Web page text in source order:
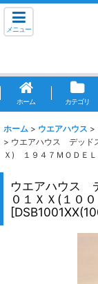
メニュー
ホーム カテゴリ
ホーム > ウエアハウス >
> ウエアハウス デッド
Ｘ) １９４７ＭＯＤＥＬ
ウエアハウス
０１ＸＸ(１０
[